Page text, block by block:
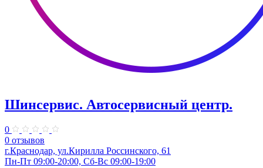
Шинсервис. ​Автосервисный центр.
0
0 отзывов
г.Краснодар, ул.Кирилла Россинского, 61
Пн-Пт 09:00-20:00, Сб-Вс 09:00-19:00